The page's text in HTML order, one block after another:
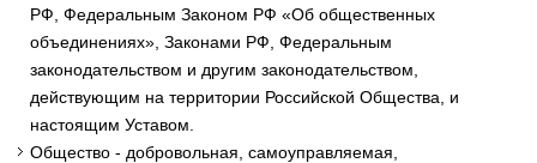
РФ, Федеральным Законом РФ «Об общественных
объединениях», Законами РФ, Федеральным
законодательством и другим законодательством,
действующим на территории Российской Общества, и
настоящим Уставом.
Общество - добровольная, самоуправляемая,